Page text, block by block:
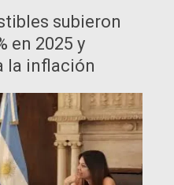
subieron
en 2025 y
la inflación